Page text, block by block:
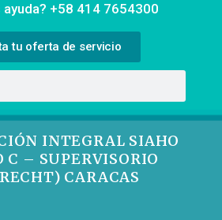
+58 414 7654300
tu oferta de servicio
INTEGRAL SIAHO
C – SUPERVISORIO
CARACAS